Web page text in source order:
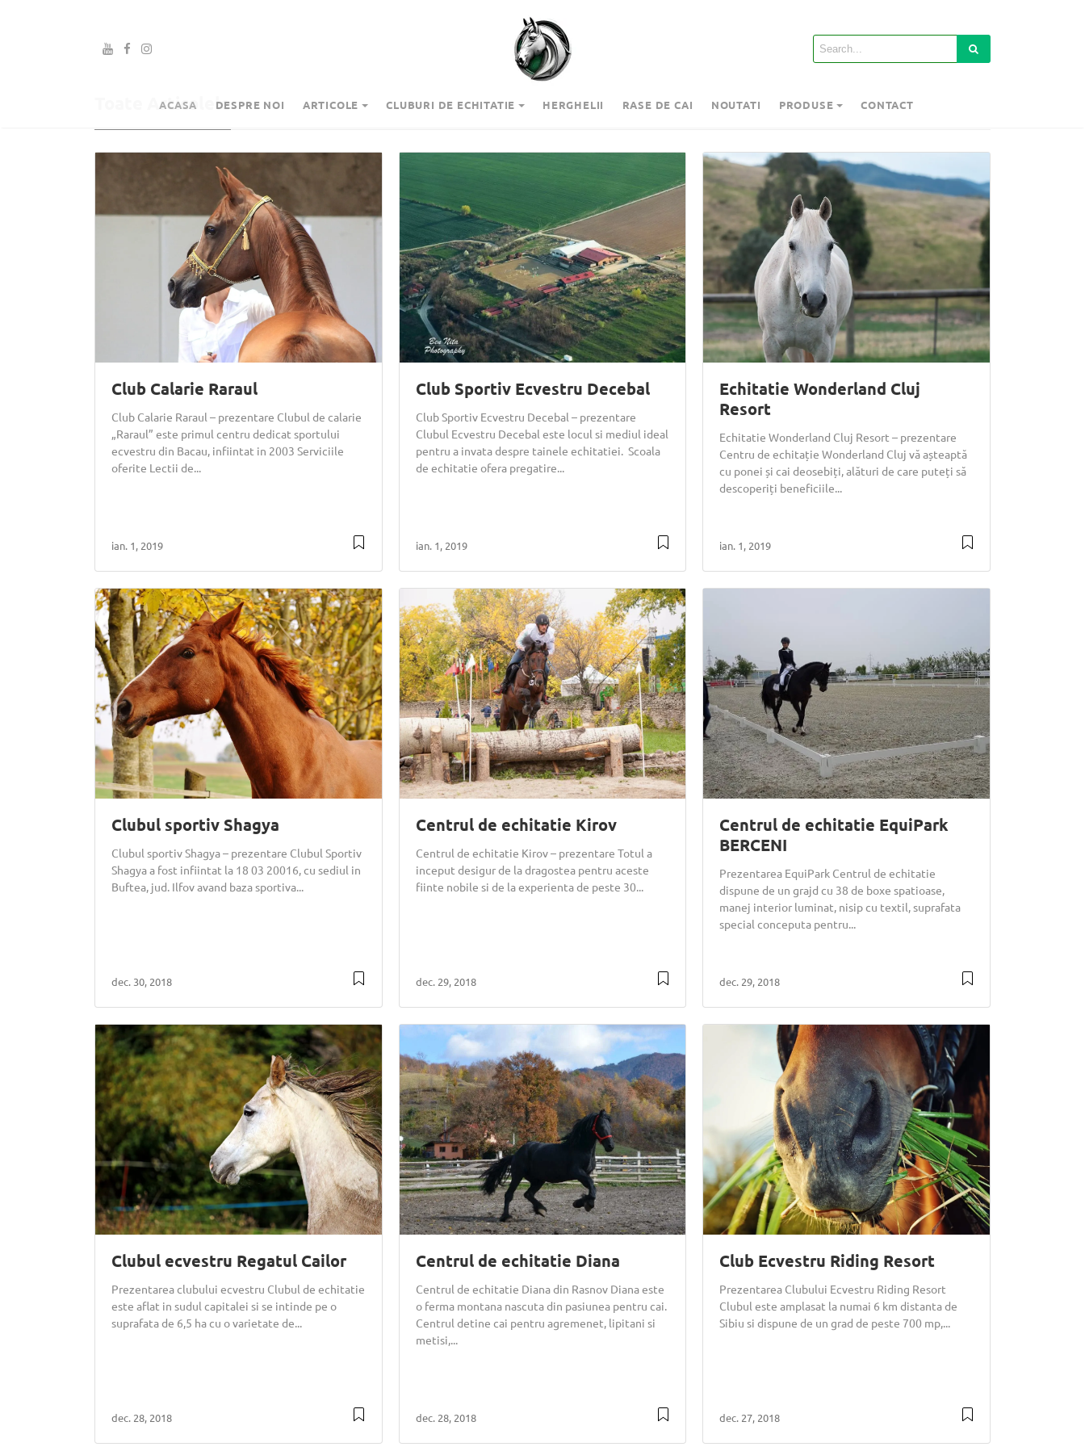
ACASA DESPRE NOI ARTICOLE CLUBURI DE ECHITATIE HERGHELII RASE DE CAI NOUTATI PRODUSE CONTACT
Toate Articolele
Club Calarie Raraul
Club Calarie Raraul – prezentare Clubul de calarie
„Raraul” este primul centru dedicat sportului
ecvestru din Bacau, infiintat in 2003 Serviciile
oferite Lectii de...
ian. 1, 2019
Club Sportiv Ecvestru Decebal
Club Sportiv Ecvestru Decebal – prezentare
Clubul Ecvestru Decebal este locul si mediul ideal
pentru a invata despre tainele echitatiei. Scoala
de echitatie ofera pregatire...
ian. 1, 2019
Echitatie Wonderland Cluj
Resort
Echitatie Wonderland Cluj Resort – prezentare
Centru de echitație Wonderland Cluj vă așteaptă
cu ponei și cai deosebiți, alături de care puteți să
descoperiți beneficiile...
ian. 1, 2019
Clubul sportiv Shagya
Clubul sportiv Shagya – prezentare Clubul Sportiv
Shagya a fost infiintat la 18 03 20016, cu sediul in
Buftea, jud. Ilfov avand baza sportiva...
dec. 30, 2018
Centrul de echitatie Kirov
Centrul de echitatie Kirov – prezentare Totul a
inceput desigur de la dragostea pentru aceste
fiinte nobile si de la experienta de peste 30...
dec. 29, 2018
Centrul de echitatie EquiPark
BERCENI
Prezentarea EquiPark Centrul de echitatie
dispune de un grajd cu 38 de boxe spatioase,
manej interior luminat, nisip cu textil, suprafata
special conceputa pentru...
dec. 29, 2018
Clubul ecvestru Regatul Cailor
Prezentarea clubului ecvestru Clubul de echitatie
este aflat in sudul capitalei si se intinde pe o
suprafata de 6,5 ha cu o varietate de...
dec. 28, 2018
Centrul de echitatie Diana
Centrul de echitatie Diana din Rasnov Diana este
o ferma montana nascuta din pasiunea pentru cai.
Centrul detine cai pentru agremenet, lipitani si
metisi,...
dec. 28, 2018
Club Ecvestru Riding Resort
Prezentarea Clubului Ecvestru Riding Resort
Clubul este amplasat la numai 6 km distanta de
Sibiu si dispune de un grad de peste 700 mp,...
dec. 27, 2018